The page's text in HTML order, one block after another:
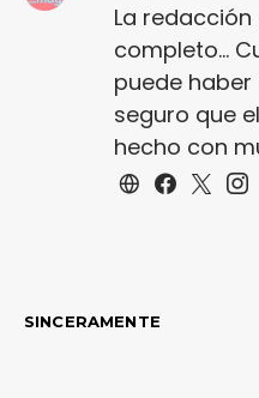
La
completo...
puede
seguro que
hecho con
SINCERAMENTE